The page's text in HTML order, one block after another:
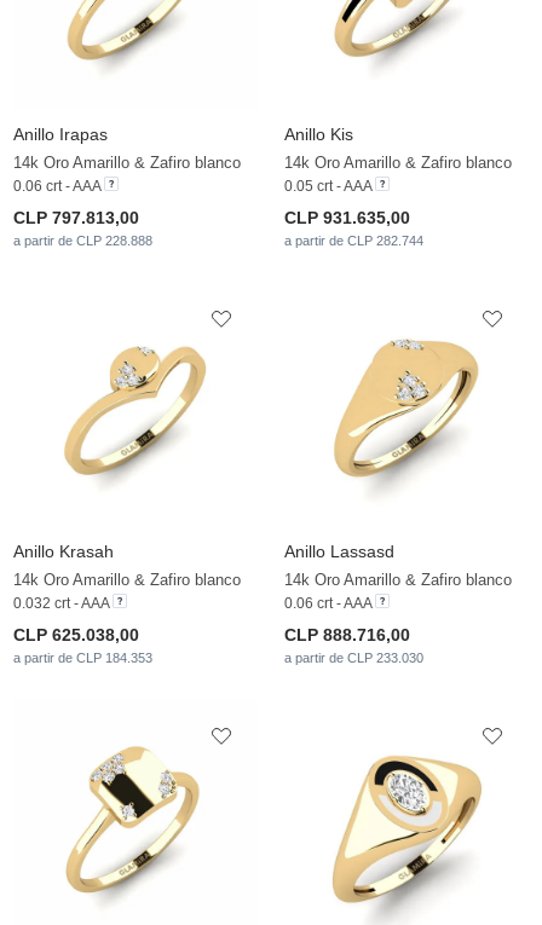
Anillo Irapas
14k Oro Amarillo & Zafiro blanco
0.06 crt - AAA
CLP 797.813,00
a partir de CLP 228.888
Anillo Kis
14k Oro Amarillo & Zafiro blanco
0.05 crt - AAA
CLP 931.635,00
a partir de CLP 282.744
Anillo Krasah
14k Oro Amarillo & Zafiro blanco
0.032 crt - AAA
CLP 625.038,00
a partir de CLP 184.353
Anillo Lassasd
14k Oro Amarillo & Zafiro blanco
0.06 crt - AAA
CLP 888.716,00
a partir de CLP 233.030